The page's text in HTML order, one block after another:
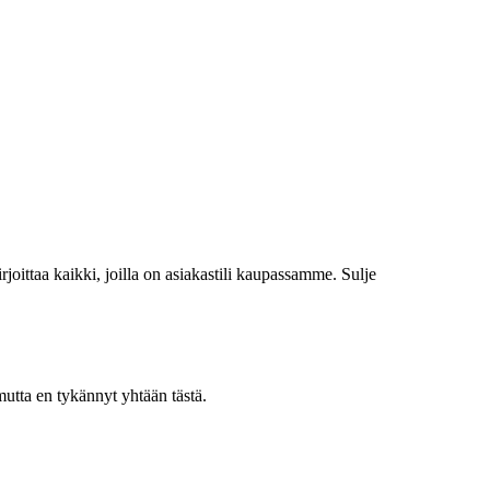
kaikki, joilla on asiakastili kaupassamme. Sulje
en tykännyt yhtään tästä.